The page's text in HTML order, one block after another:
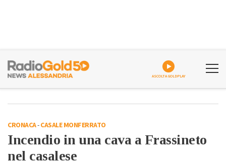
ASCOLTA GOLDPLAY
CRONACA-CASALE MONFERRATO
Incendio in una cava a Frassineto
nel casalese